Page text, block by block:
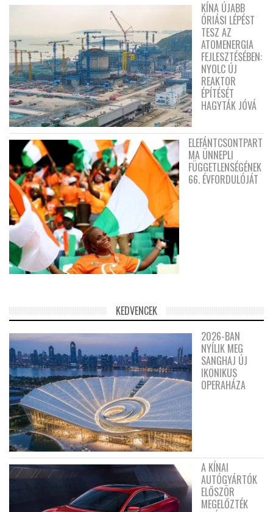
KÍNA ÚJABB
ÓRIÁSI LÉPÉST
TESZ AZ
ATOMENERGIA
FEJLESZTÉSÉBEN:
NYOLC ÚJ
REAKTOR
ÉPÍTÉSÉT
HAGYTÁK JÓVÁ
ELEFÁNTCSONTPART
MA ÜNNEPLI
FÜGGETLENSÉGÉNEK
66. ÉVFORDULÓJÁT
KEDVENCEK
2026-BAN
NYÍLIK MEG
SANGHAJ ÚJ
IKONIKUS
OPERAHÁZA
A KÍNAI
AUTÓGYÁRTÓK
ELŐSZÖR
MEGELŐZTÉK